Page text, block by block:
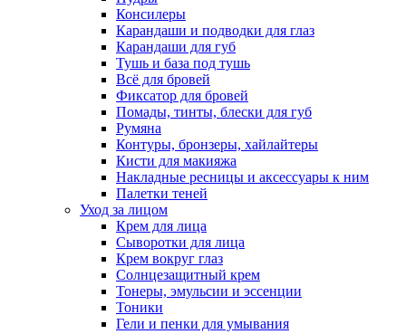
Консилеры
Карандаши и подводки для глаз
Карандаши для губ
Тушь и база под тушь
Всё для бровей
Фиксатор для бровей
Помады, тинты, блески для губ
Румяна
Контуры, бронзеры, хайлайтеры
Кисти для макияжа
Накладные ресницы и аксессуары к ним
Палетки теней
Уход за лицом
Крем для лица
Сыворотки для лица
Крем вокруг глаз
Солнцезащитный крем
Тонеры, эмульсии и эссенции
Тоники
Гели и пенки для умывания